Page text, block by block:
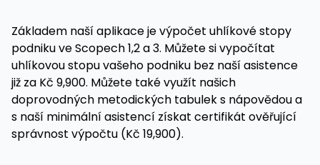
Základem naší aplikace je výpočet uhlíkové stopy
podniku ve Scopech 1,2 a 3. Můžete si vypočítat
uhlíkovou stopu vašeho podniku bez naší asistence
již za Kč 9,900. Můžete také využít našich
doprovodných metodických tabulek s nápovědou a
s naší minimální asistencí získat certifikát ověřující
správnost výpočtu (Kč 19,900).